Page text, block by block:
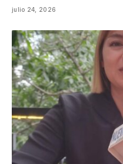
julio 24, 2026